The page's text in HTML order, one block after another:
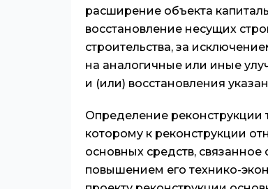
расширение объекта
восстановление несущих
строительства, за
на аналогичные или иные
и (или) восстановления
Определение
которому к реконструкции
основных средств,
повышением его технико-